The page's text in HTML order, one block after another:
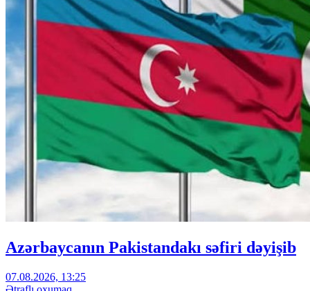
Azərbaycanın Pakistandakı səfiri dəyişib
07.08.2026, 13:25